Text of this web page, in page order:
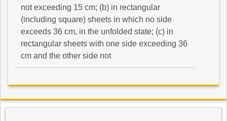
not exceeding 15 cm; (b) in rectangular
(including square) sheets in which no side
exceeds 36 cm, in the unfolded state; (c) in
rectangular sheets with one side exceeding 36
cm and the other side not